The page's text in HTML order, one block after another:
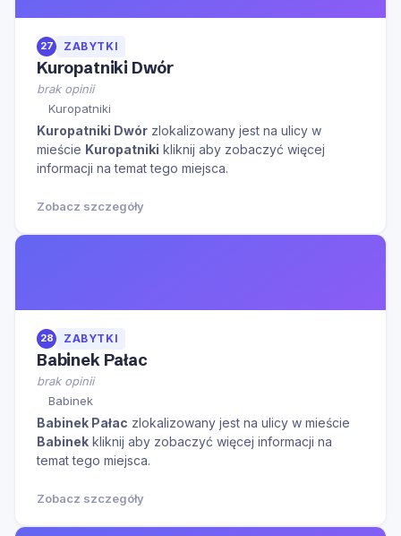
27 ZABYTKI
Kuropatniki Dwór
brak opinii
Kuropatniki
Kuropatniki Dwór zlokalizowany jest na ulicy w
mieście Kuropatniki kliknij aby zobaczyć więcej
informacji na temat tego miejsca.
Zobacz szczegóły
28 ZABYTKI
Babinek Pałac
brak opinii
Babinek
Babinek Pałac zlokalizowany jest na ulicy w mieście
Babinek kliknij aby zobaczyć więcej informacji na
temat tego miejsca.
Zobacz szczegóły